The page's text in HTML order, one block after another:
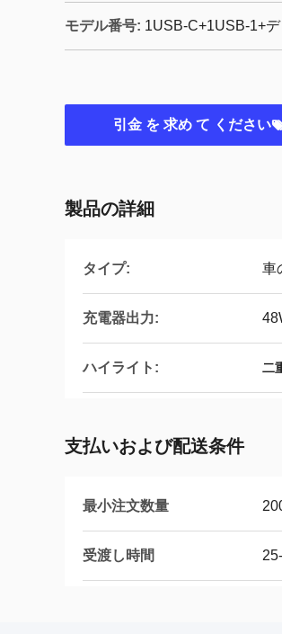
モデル番号: 1USB-C+1USB-1+
引金 を 求め て ください
製品の詳細
タイプ: 車
充電器出力:
ハイライト: 二
支払いおよび配送条件
最小注文数量
受渡し時間